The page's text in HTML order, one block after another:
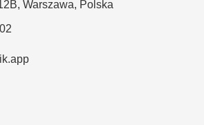
Warszawa, Polska